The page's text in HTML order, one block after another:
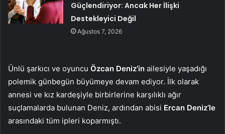
Güçlendiriyor: Ancak Her İlişki
Destekleyici Değil
Ağustos 7, 2026
Ünlü şarkıcı ve oyuncu Özcan Deniz’in ailesiyle yaşadığı
polemik günbegün büyümeye devam ediyor. İlk olarak
annesi ve kız kardeşiyle birbirlerine karşılıklı ağır
suçlamalarda bulunan Deniz, ardından abisi Ercan Deniz’le
arasındaki tüm ipleri koparmıştı.